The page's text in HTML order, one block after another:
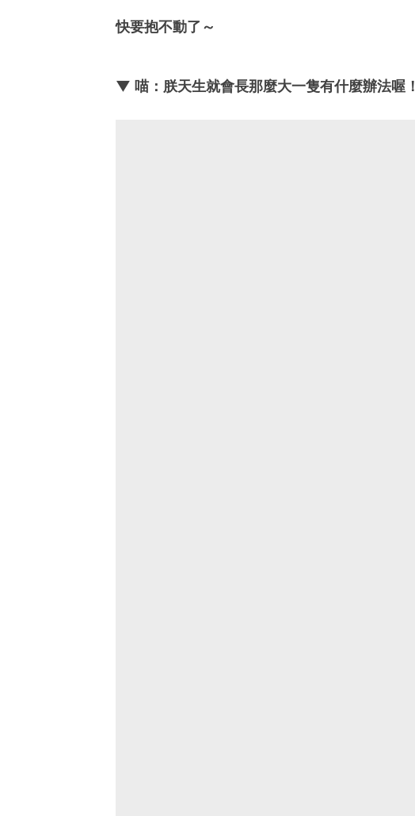
快要抱不動了～
▼ 喵：朕天生就會長那麼大一隻有什麼辦法喔！